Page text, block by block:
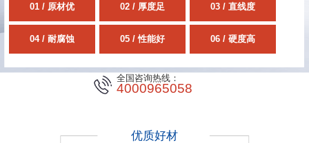
01 / 原材优 02 / 厚度足 03 / 直线度
04 / 耐腐蚀 05 / 性能好 06 / 硬度高
全国咨询热线：
4000965058
优质好材